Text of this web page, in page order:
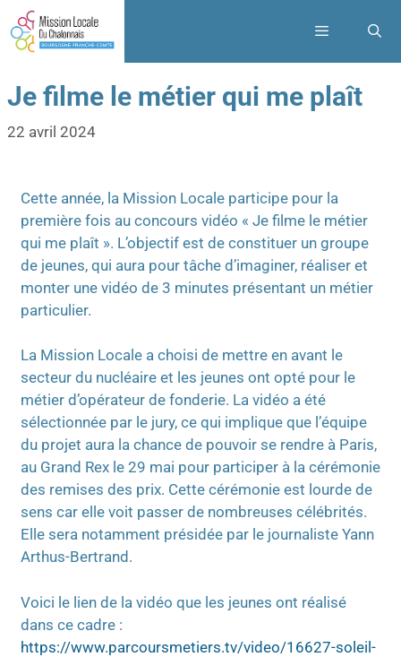
Je filme le métier qui me plaît
22 avril 2024
Cette année, la Mission Locale participe pour la
première fois au concours vidéo « Je filme le métier
qui me plaît ». L’objectif est de constituer un groupe
de jeunes, qui aura pour tâche d’imaginer, réaliser et
monter une vidéo de 3 minutes présentant un métier
particulier.
La Mission Locale a choisi de mettre en avant le
secteur du nucléaire et les jeunes ont opté pour le
métier d’opérateur de fonderie. La vidéo a été
sélectionnée par le jury, ce qui implique que l’équipe
du projet aura la chance de pouvoir se rendre à Paris,
au Grand Rex le 29 mai pour participer à la cérémonie
des remises des prix. Cette cérémonie est lourde de
sens car elle voit passer de nombreuses célébrités.
Elle sera notamment présidée par le journaliste Yann
Arthus-Bertrand.
Voici le lien de la vidéo que les jeunes ont réalisé
dans ce cadre :
https://www.parcoursmetiers.tv/video/16627-soleil-